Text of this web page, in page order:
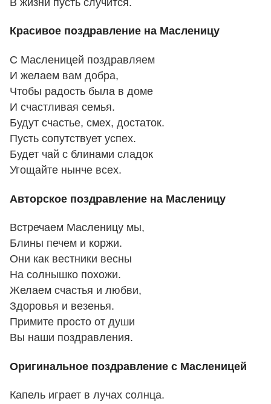
Красивое поздравление на Масленицу
С Масленицей поздравляем
И желаем вам добра,
Чтобы радость была в доме
И счастливая семья.
Будут счастье, смех, достаток.
Пусть сопутствует успех.
Будет чай с блинами сладок
Угощайте нынче всех.
Авторское поздравление на Масленицу
Встречаем Масленицу мы,
Блины печем и коржи.
Они как вестники весны
На солнышко похожи.
Желаем счастья и любви,
Здоровья и везенья.
Примите просто от души
Вы наши поздравления.
Оригинальное поздравление с Масленицей
Капель играет в лучах солнца.